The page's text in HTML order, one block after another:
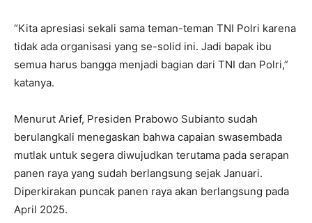
“Kita apresiasi sekali sama teman-teman TNI Polri karena
tidak ada organisasi yang se-solid ini. Jadi bapak ibu
semua harus bangga menjadi bagian dari TNI dan Polri,”
katanya.
Menurut Arief, Presiden Prabowo Subianto sudah
berulangkali menegaskan bahwa capaian swasembada
mutlak untuk segera diwujudkan terutama pada serapan
panen raya yang sudah berlangsung sejak Januari.
Diperkirakan puncak panen raya akan berlangsung pada
April 2025.